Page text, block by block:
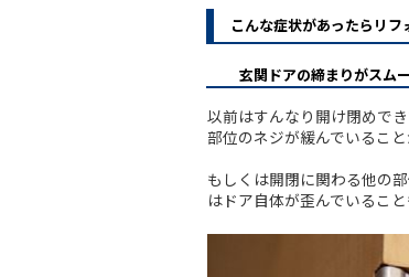
こんな症状があったらリフ
玄関ドアの締まりがスム
以前はすんなり開け閉めで
部位のネジが緩んでいるこ
もしくは開閉に関わる他の
はドア自体が歪んでいるこ